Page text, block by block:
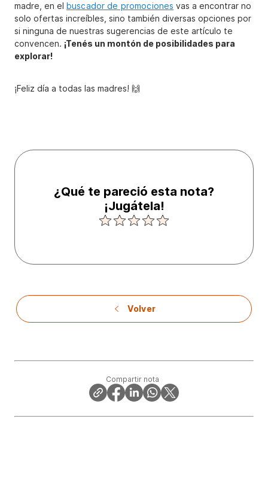
madre, en el buscador de promociones vas a encontrar no
solo ofertas increíbles, sino también diversas opciones por
si ninguna de nuestras sugerencias de este artículo te
convencen. ¡Tenés un montón de posibilidades para
explorar!
¡Feliz día a todas las madres! 🙌
¿Qué te pareció esta nota?
¡Jugátela!
Volver
Compartir nota